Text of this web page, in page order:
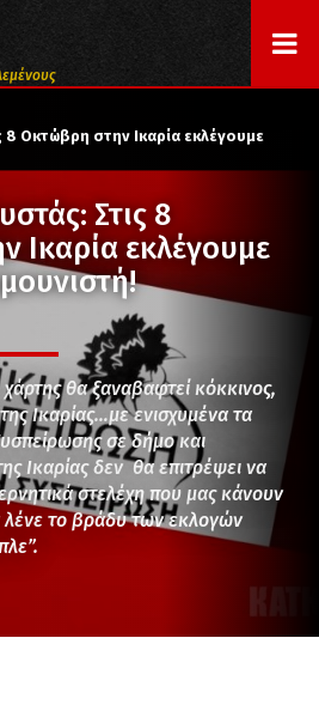
8 Οκτώβρη στην Ικαρία εκλέγουμε
Στις 8
Ικαρία εκλέγουμε
θα ξαναβαφτεί κόκκινος,
Ικαρίας…με ενισχυμένα τα
σε δήμο και
Ικαρίας δεν θα επιτρέψει να
στελέχη που μας κάνουν
λένε το βράδυ των εκλογών